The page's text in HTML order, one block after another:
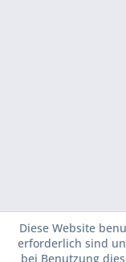
Diese Website
erforderlich sind
bei Benutzung